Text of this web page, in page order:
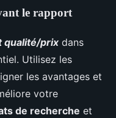
le rapport
qualité/prixdans
Utilisez les
les avantages et
votre
de recherche et